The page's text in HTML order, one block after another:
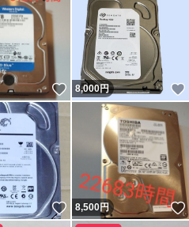
いいね！
8,000円
いいね！
8,500円